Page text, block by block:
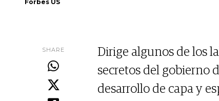
Forbes US
SHARE
Dirige algunos de los
secretos del gobierno
desarrollo de capa y